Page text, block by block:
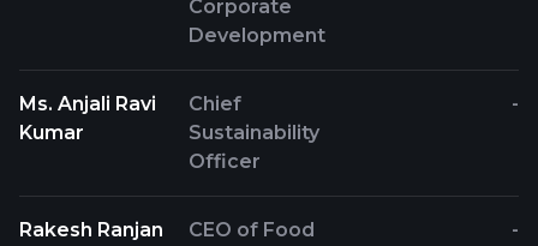
Corporate
Development
Ms. Anjali Ravi
Kumar
Chief
Sustainability
Officer
-
Rakesh Ranjan
CEO of Food
-